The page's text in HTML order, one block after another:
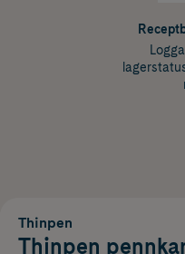
Thinpen
Thinpen